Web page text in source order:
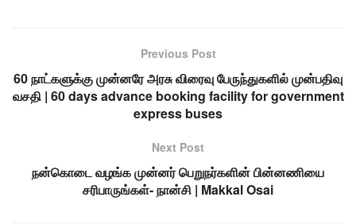
Previous Post
60 நாட்களுக்கு முன்னரே அரசு விரைவு பேருந்துகளில் முன்பதிவு
வசதி | 60 days advance booking facility for government
express buses
Next Post
நன்கொடை வழங்க முன்னர் பெறுநர்களின் பின்னணியை
சரிபாருங்கள்- நான்சி | Makkal Osai